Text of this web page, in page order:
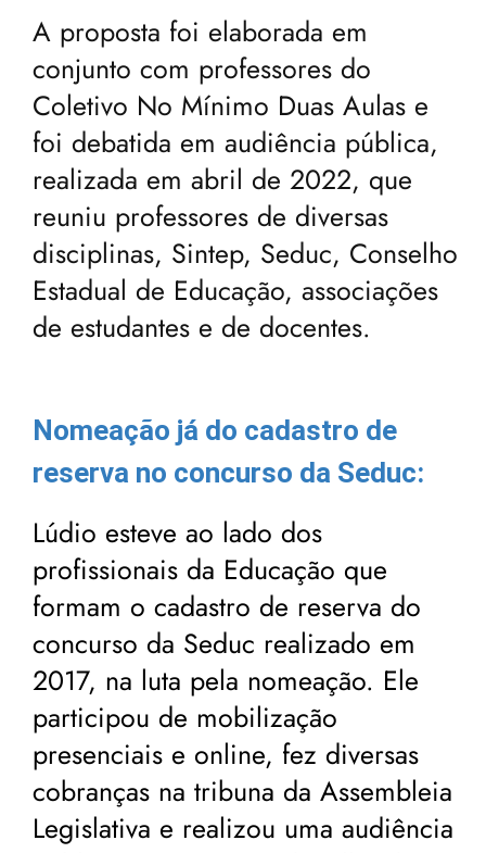
A proposta foi elaborada em
conjunto com professores do
Coletivo No Mínimo Duas Aulas e
foi debatida em audiência pública,
realizada em abril de 2022, que
reuniu professores de diversas
disciplinas, Sintep, Seduc, Conselho
Estadual de Educação, associações
de estudantes e de docentes.
Nomeação já do cadastro de
reserva no concurso da Seduc:
Lúdio esteve ao lado dos
profissionais da Educação que
formam o cadastro de reserva do
concurso da Seduc realizado em
2017, na luta pela nomeação. Ele
participou de mobilização
presenciais e online, fez diversas
cobranças na tribuna da Assembleia
Legislativa e realizou uma audiência